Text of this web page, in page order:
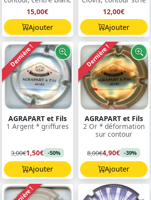
15,00€
Ajouter
12,00€
Ajouter
Dernière !
AGRAPART et Fils
1 Argent * griffures
3,00€1,50€ -50%
Ajouter
Dernière !
AGRAPART et Fils
2 Or * déformation
sur contour
8,00€4,90€ -39%
Ajouter